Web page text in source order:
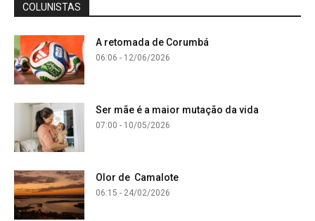
COLUNISTAS
A retomada de Corumbá
06:06 - 12/06/2026
Ser mãe é a maior mutação da vida
07:00 - 10/05/2026
Olor de Camalote
06:15 - 24/02/2026